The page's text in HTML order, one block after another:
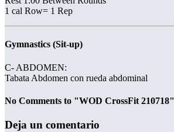
1 cal Row= 1 Rep
Gymnastics (Sit-up)
C- ABDOMEN:
Tabata Abdomen con rueda abdominal
No Comments to "WOD CrossFit 210718"
Deja un comentario